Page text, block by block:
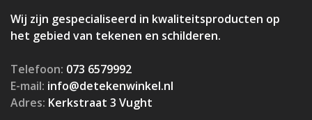
Wij zijn gespecialiseerd in kwaliteitsproducten op
het gebied van tekenen en schilderen.
Telefoon: 073 6579992
E-mail: info@detekenwinkel.nl
Adres: Kerkstraat 3 Vught